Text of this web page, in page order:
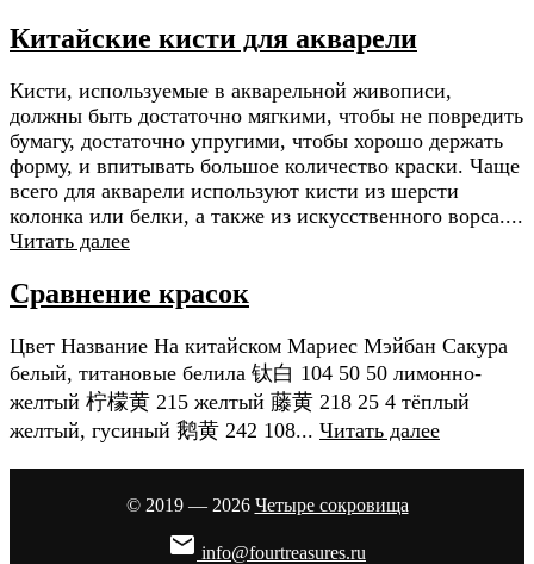
Китайские кисти для акварели
Кисти, используемые в акварельной живописи,
должны быть достаточно мягкими, чтобы не повредить
бумагу, достаточно упругими, чтобы хорошо держать
форму, и впитывать большое количество краски. Чаще
всего для акварели используют кисти из шерсти
колонка или белки, а также из искусственного ворса....
Читать далее
Сравнение красок
Цвет Название На китайском Мариес Мэйбан Сакура
белый, титановые белила 钛白 104 50 50 лимонно-
желтый 柠檬黄 215 желтый 藤黄 218 25 4 тёплый
желтый, гусиный 鹅黄 242 108... Читать далее
© 2019 — 2026 Четыре сокровища
 info@fourtreasures.ru